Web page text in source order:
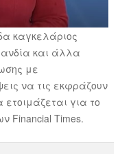
καγκελάριος
και άλλα
με
να τις εκφράζουν
για το
Financial Times.